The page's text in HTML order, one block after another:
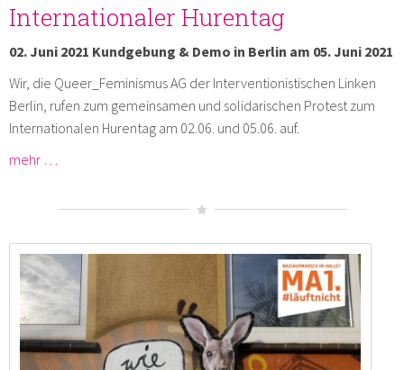
Internationaler Hurentag
02. Juni 2021 Kundgebung & Demo in Berlin am 05. Juni 2021
Wir, die Queer_Feminismus AG der Interventionistischen Linken
Berlin, rufen zum gemeinsamen und solidarischen Protest zum
Internationalen Hurentag am 02.06. und 05.06. auf.
mehr …